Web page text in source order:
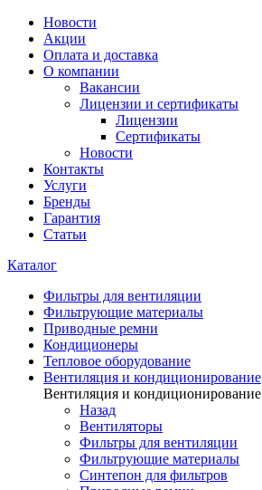
Новости
Акции
Оплата и доставка
О компании
Вакансии
Лицензии и сертификаты
Лицензии
Сертификаты
Новости
Контакты
Услуги
Бренды
Гарантия
Статьи
Каталог
Фильтры для вентиляции
Фильтрующие материалы
Приводные ремни
Кондиционеры
Тепловое оборудование
Вентиляция и кондиционирование
Вентиляция и кондиционирование
Назад
Вентиляторы
Фильтры для вентиляции
Фильтрующие материалы
Синтепон для фильтров